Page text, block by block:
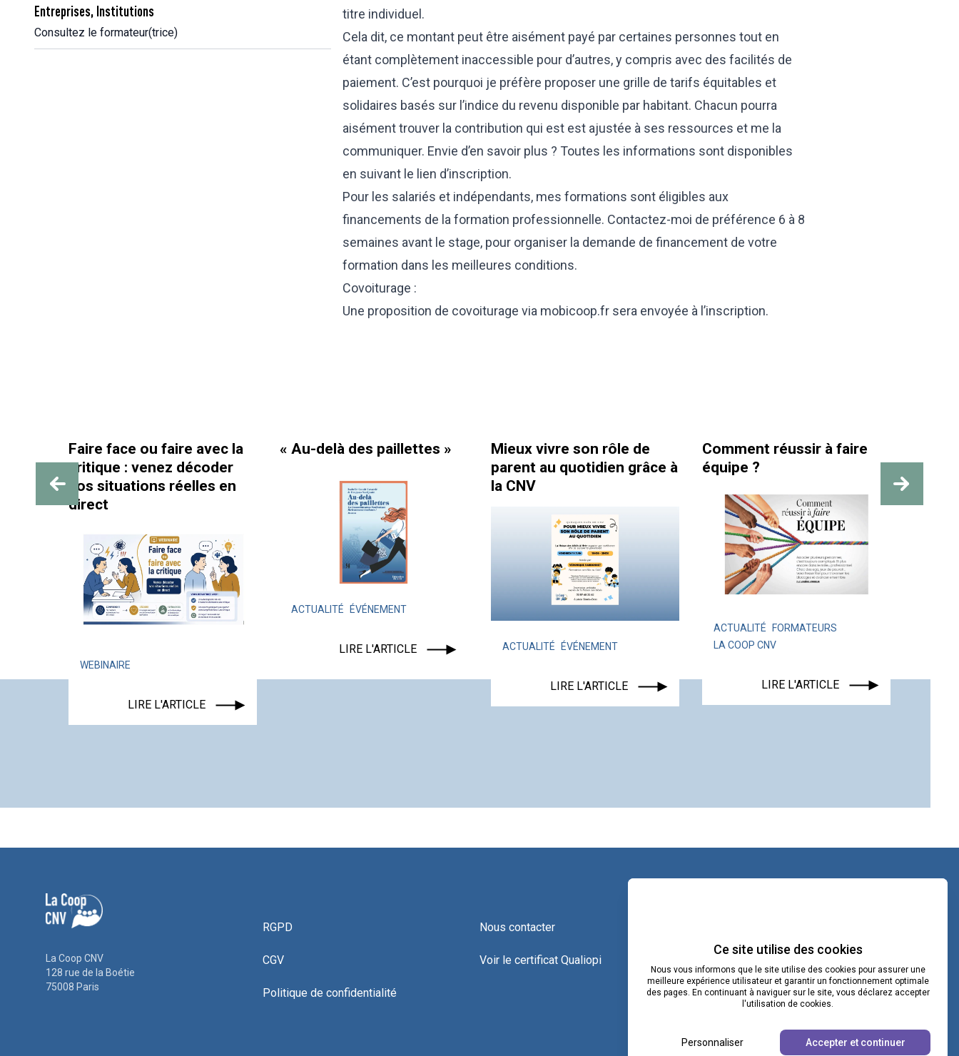
Entreprises, Institutions
Consultez le formateur(trice)
titre individuel.
Cela dit, ce montant peut être aisément payé par certaines personnes tout en
étant complètement inaccessible pour d’autres, y compris avec des facilités de
paiement. C’est pourquoi je préfère proposer une grille de tarifs équitables et
solidaires basés sur l’indice du revenu disponible par habitant. Chacun pourra
aisément trouver la contribution qui est est ajustée à ses ressources et me la
communiquer. Envie d’en savoir plus ? Toutes les informations sont disponibles
en suivant le lien d’inscription.
Pour les salariés et indépendants, mes formations sont éligibles aux
financements de la formation professionnelle. Contactez-moi de préférence 6 à 8
semaines avant le stage, pour organiser la demande de financement de votre
formation dans les meilleures conditions.
Covoiturage :
Une proposition de covoiturage via mobicoop.fr sera envoyée à l’inscription.
Faire face ou faire avec la
critique : venez décoder
vos situations réelles en
direct
WEBINAIRE
LIRE L'ARTICLE
« Au-delà des paillettes »
ACTUALITÉ ÉVÉNEMENT
LIRE L'ARTICLE
Mieux vivre son rôle de
parent au quotidien grâce à
la CNV
ACTUALITÉ ÉVÉNEMENT
LIRE L'ARTICLE
Comment réussir à faire
équipe ?
ACTUALITÉ
FORMATEURS
LA COOP CNV
LIRE L'ARTICLE
travail
La Coop CNV
128 rue de la Boétie
75008 Paris
RGPD
CGV
Politique de confidentialité
Nous contacter
Voir le certificat Qualiopi
La page Linkedin de La Coop CNV
Notre chaîne Webikeo
Ce site utilise des cookies
Nous vous informons que le site utilise des cookies pour assurer une
meilleure expérience utilisateur et garantir un fonctionnement optimale
des pages. En continuant à naviguer sur le site, vous déclarez accepter
l'utilisation de cookies.
Accepter et continuer
Personnaliser